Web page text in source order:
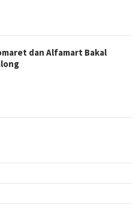
dan Alfamart Bakal